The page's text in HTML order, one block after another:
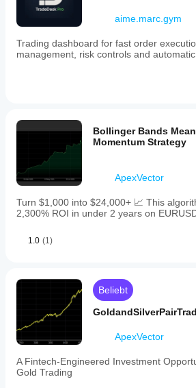
aime.marc.gym
Trading dashboard for fast order
management, risk controls and
Bollinger Bands Mean
Momentum Strategy
ApexVector
Turn $1,000 into $24,000+ 📈 This
2,300% ROI in under 2 years on
1.0 (1)
Beliebt
ApexVector
A Fintech-Engineered Investment
Gold Trading